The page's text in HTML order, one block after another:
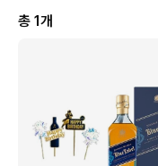
총 1개